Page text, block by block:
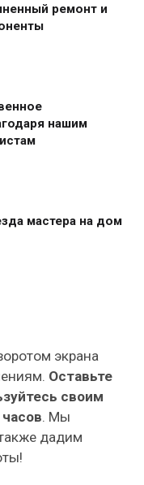
ремонт и
нашим
мастера на дом
экрана
Оставьте
своим
. Мы
дадим